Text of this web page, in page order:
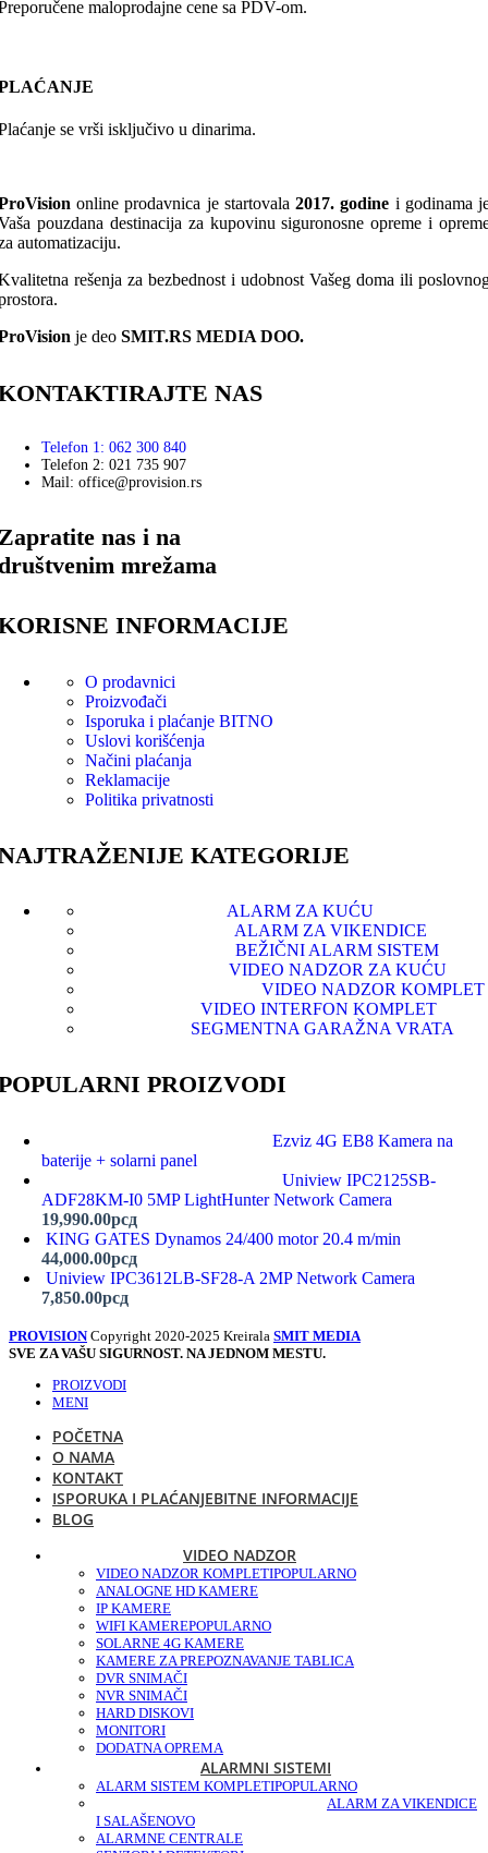
maloprodajne cene sa PDV-om.
se vrši isključivo u dinarima.
online prodavnica je startovala2017. godine i godinama
pouzdana destinacija za kupovinu siguronosne opreme i
automatizaciju.
rešenja za bezbednost i udobnost Vašeg doma ili
je deo SMIT.RS MEDIA DOO.
NAS
Telefon 1: 062 300 840
Telefon 2: 021 735 907
Mail: office@provision.rs
nas i na
mrežama
INFORMACIJE
O prodavnici
Proizvođači
Isporuka i plaćanje BITNO
Uslovi korišćenja
Načini plaćanja
Reklamacije
Politika privatnosti
KATEGORIJE
ALARM ZA KUĆU
ALARM ZA VIKENDICE
BEŽIČNI ALARM SISTEM
VIDEO NADZOR ZA KUĆU
VIDEO NADZOR KOMPLET
VIDEO INTERFON KOMPLET
SEGMENTNA GARAŽNA VRATA
PROIZVODI
Ezviz 4G EB8 Kamera na
baterije + solarni panel
Uniview IPC2125SB-
ADF28KM-I0 5MP LightHunter Network Camera
19,990.00рсд
KING GATES Dynamos 24/400 motor 20.4 m/min
44,000.00рсд
Uniview IPC3612LB-SF28-A 2MP Network Camera
7,850.00рсд
PROVISIONCopyright 2020-2025 Kreirala SMIT MEDIA
SVE ZA VAŠU SIGURNOST. NA JEDNOM MESTU.
PROIZVODI
MENI
POČETNA
O NAMA
KONTAKT
ISPORUKA I PLAĆANJEBITNE INFORMACIJE
BLOG
VIDEO NADZOR
VIDEO NADZOR KOMPLETIPOPULARNO
ANALOGNE HD KAMERE
IP KAMERE
WIFI KAMEREPOPULARNO
SOLARNE 4G KAMERE
KAMERE ZA PREPOZNAVANJE TABLICA
DVR SNIMAČI
NVR SNIMAČI
HARD DISKOVI
MONITORI
DODATNA OPREMA
ALARMNI SISTEMI
ALARM SISTEM KOMPLETIPOPULARNO
ALARM ZA VIKENDICE
I SALAŠENOVO
ALARMNE CENTRALE